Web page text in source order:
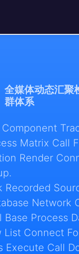
全媒体动态汇聚
群体系
Matrix Call
Render
Recorded
Network
Base Process
List Connect
Execute Call